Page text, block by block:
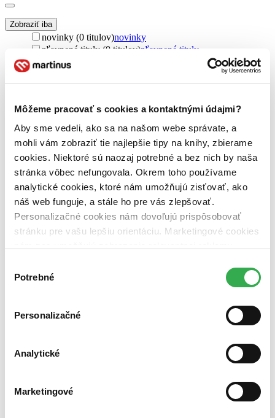
Môžeme pracovať s cookies a kontaktnými údajmi?
Aby sme vedeli, ako sa na našom webe správate, a
mohli vám zobraziť tie najlepšie tipy na knihy, zbierame
cookies. Niektoré sú naozaj potrebné a bez nich by naša
stránka vôbec nefungovala. Okrem toho používame
analytické cookies, ktoré nám umožňujú zisťovať, ako
náš web funguje, a stále ho pre vás zlepšovať.
Personalizačné cookies nám dovoľujú prispôsobovať
stránku pre vašu lepšiu orientáciu. Marketingové cookies
nám pomohlo, keby sme mohli používať všetky tieto
súhlasu
Potrebné
Personalizačné
Analytické
Marketingové
Zobraziť iba
novinky (0 titulov)novinky
zľavnené tituly (0 titulov)zľavnené tituly
Dostupnosť
na centrálnom sklade (0 titulov)na centrálnom sklade
pripravujeme (0 titulov)pripravujeme
vypredaných)
Nové / čítané
nová (0 titulov)
čítaná (0 titulov)čítaná
čítaná - výborný stav (0 titulov)čítaná - výborný stav
čítaná - mierne opotrebovaná (0 titulov)čítaná - mierne
opotrebovaná
čítané verzie vypredaných kníh (0 titulov) čítané verzie
vypredaných kníh
Top hodnotené
Najlacnejšie
Najvyššia zľava